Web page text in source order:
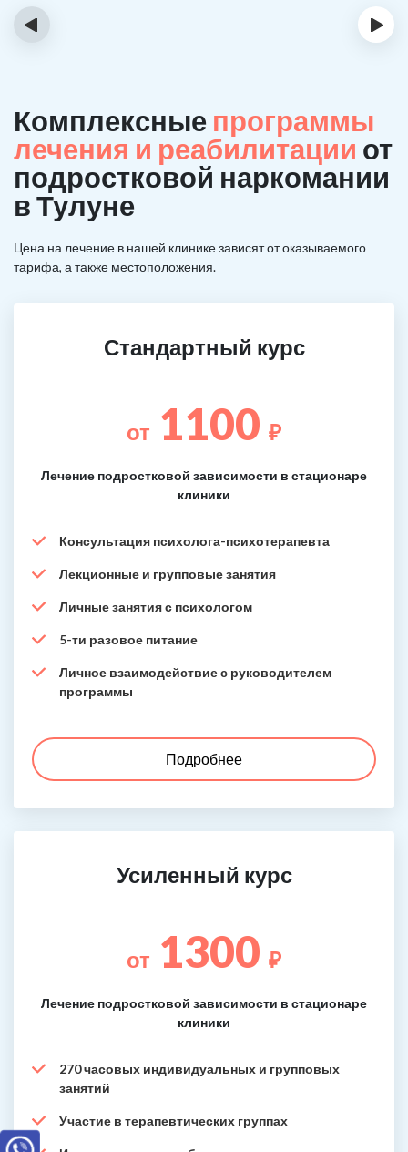
‹ ›
Комплексные программы
лечения и реабилитации от
подростковой наркомании
в Тулуне
Цена на лечение в нашей клинике зависят от оказываемого
тарифа, а также местоположения.
Стандартный курс
от 1100 ₽
Лечение подростковой зависимости в стационаре
клиники
Консультация психолога-психотерапевта
Лекционные и групповые занятия
Личные занятия с психологом
5-ти разовое питание
Личное взаимодействие с руководителем
программы
Подробнее
Усиленный курс
от 1300 ₽
Лечение подростковой зависимости в стационаре
клиники
270 часовых индивидуальных и групповых
занятий
Участие в терапевтических группах